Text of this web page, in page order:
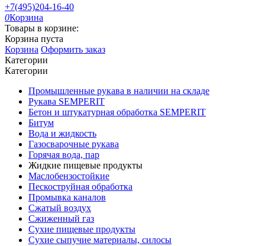
+7(495)204-16-40
0Корзина
Товары в корзине:
Корзина пуста
Корзина Оформить заказ
Категории
Категории
Промышленные рукава в наличии на складе
Рукава SEMPERIT
Бетон и штукатурная обработка SEMPERIT
Битум
Вода и жидкость
Газосварочные рукава
Горячая вода, пар
Жидкие пищевые продукты
Маслобензостойкие
Пескоструйная обработка
Промывка каналов
Сжатый воздух
Сжиженный газ
Сухие пищевые продукты
Сухие сыпучие материалы, силосы